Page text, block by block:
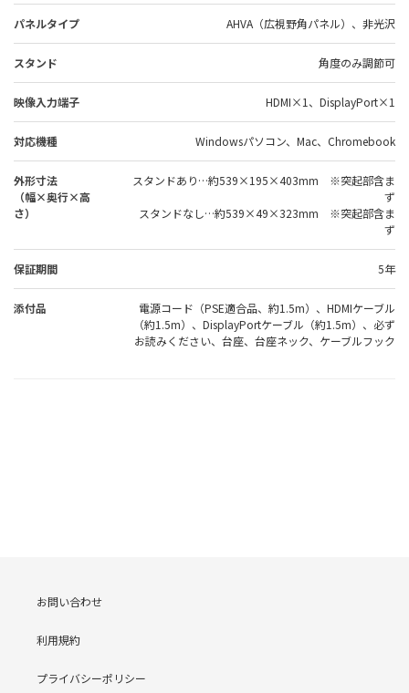
パネルタイプ AHVA（広視野角パネル）、非光沢
スタンド 角度のみ調節可
映像入力端子 HDMI×1、DisplayPort×1
対応機種 Windowsパソコン、Mac、Chromebook
外形寸法
（幅×奥行×高
さ）
スタンドあり…約539×195×403mm ※突起部含ま
ず
スタンドなし…約539×49×323mm ※突起部含ま
ず
保証期間 5年
添付品
電源コード（PSE適合品、約1.5m）、HDMIケーブル
（約1.5m）、DisplayPortケーブル（約1.5m）、必ず
お読みください、台座、台座ネック、ケーブルフック
お問い合わせ
利用規約
プライバシーポリシー